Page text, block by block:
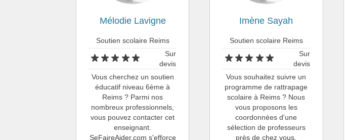
Mélodie Lavigne
Soutien scolaire Reims
Sur
devis
Vous cherchez un soutien
éducatif niveau 6ème à
Reims ? Parmi nos
nombreux professionnels,
vous pouvez contacter cet
enseignant.
SeFaireAider.com s'efforce
Imène Sayah
Soutien scolaire Reims
Sur
devis
Vous souhaitez suivre un
programme de rattrapage
scolaire à Reims ? Nous
vous proposons les
coordonnées d'une
sélection de professeurs
près de chez vous.